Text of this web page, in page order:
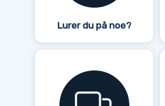
Lurer du på noe?